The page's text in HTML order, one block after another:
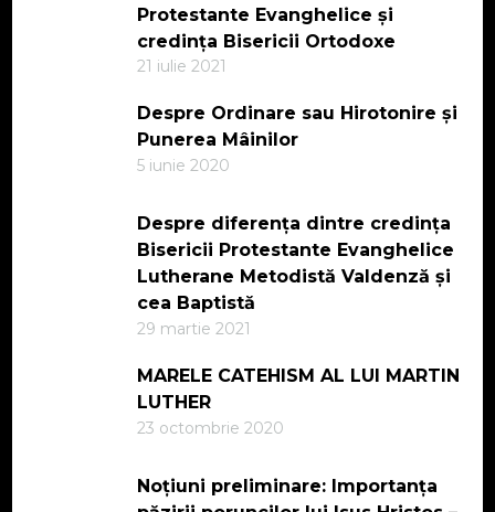
Protestante Evanghelice și
credința Bisericii Ortodoxe
21 iulie 2021
Despre Ordinare sau Hirotonire și
Punerea Mâinilor
5 iunie 2020
Despre diferența dintre credința
Bisericii Protestante Evanghelice
Lutherane Metodistă Valdenză și
cea Baptistă
29 martie 2021
MARELE CATEHISM AL LUI MARTIN
LUTHER
23 octombrie 2020
Noțiuni preliminare: Importanța